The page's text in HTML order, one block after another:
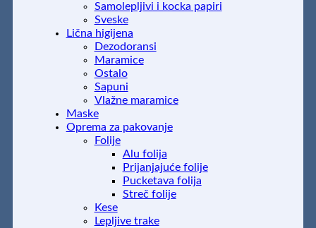
Samolepljivi i kocka papiri
Sveske
Lična higijena
Dezodoransi
Maramice
Ostalo
Sapuni
Vlažne maramice
Maske
Oprema za pakovanje
Folije
Alu folija
Prijanjajuće folije
Pucketava folija
Streč folije
Kese
Lepljive trake